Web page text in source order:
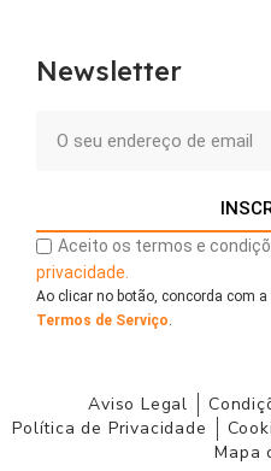
Newsletter
Aceito os termos e
privacidade.
Ao clicar no botão, concorda com
Termos de Serviço
Aviso Legal
Política de Privacidade
Mapa